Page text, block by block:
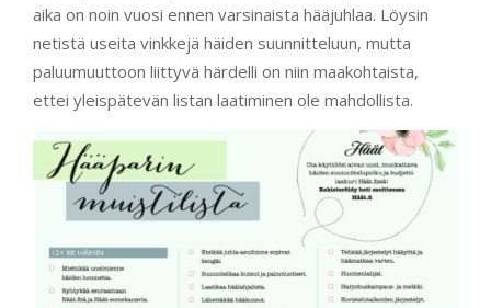
aika on noin vuosi ennen varsinaista hääjuhlaa. Löysin
netistä useita vinkkejä häiden suunnitteluun, mutta
paluumuuttoon liittyvä härdelli on niin maakohtaista,
ettei yleispätevän listan laatiminen ole mahdollista.